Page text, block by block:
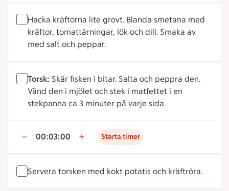
Hacka kräftorna lite grovt. Blanda smetana med
kräftor, tomattärningar, lök och dill. Smaka av
med salt och peppar.
Torsk: Skär fisken i bitar. Salta och peppra den.
Vänd den i mjölet och stek i matfettet i en
stekpanna ca 3 minuter på varje sida.
00:03:00 Starta timer
Servera torsken med kokt potatis och kräftröra.